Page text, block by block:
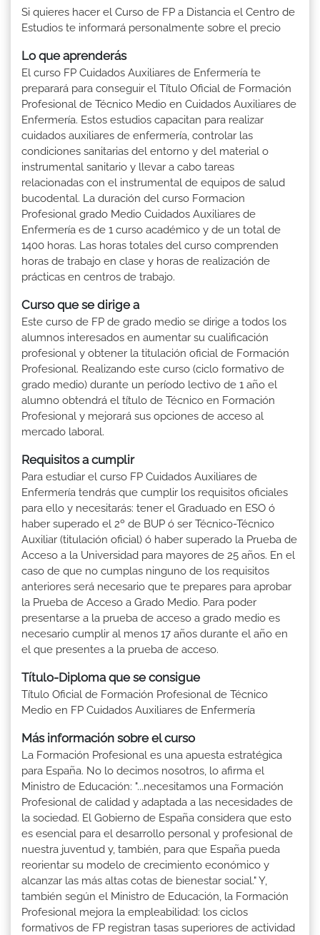
Si quieres hacer el Curso de FP a Distancia el Centro de
Estudios te informará personalmente sobre el precio
Lo que aprenderás
El curso FP Cuidados Auxiliares de Enfermería te
preparará para conseguir el Título Oficial de Formación
Profesional de Técnico Medio en Cuidados Auxiliares de
Enfermería. Estos estudios capacitan para realizar
cuidados auxiliares de enfermería, controlar las
condiciones sanitarias del entorno y del material o
instrumental sanitario y llevar a cabo tareas
relacionadas con el instrumental de equipos de salud
bucodental. La duración del curso Formacion
Profesional grado Medio Cuidados Auxiliares de
Enfermería es de 1 curso académico y de un total de
1400 horas. Las horas totales del curso comprenden
horas de trabajo en clase y horas de realización de
prácticas en centros de trabajo.
Curso que se dirige a
Este curso de FP de grado medio se dirige a todos los
alumnos interesados en aumentar su cualificación
profesional y obtener la titulación oficial de Formación
Profesional. Realizando este curso (ciclo formativo de
grado medio) durante un período lectivo de 1 año el
alumno obtendrá el título de Técnico en Formación
Profesional y mejorará sus opciones de acceso al
mercado laboral.
Requisitos a cumplir
Para estudiar el curso FP Cuidados Auxiliares de
Enfermería tendrás que cumplir los requisitos oficiales
para ello y necesitarás: tener el Graduado en ESO ó
haber superado el 2º de BUP ó ser Técnico-Técnico
Auxiliar (titulación oficial) ó haber superado la Prueba de
Acceso a la Universidad para mayores de 25 años. En el
caso de que no cumplas ninguno de los requisitos
anteriores será necesario que te prepares para aprobar
la Prueba de Acceso a Grado Medio. Para poder
presentarse a la prueba de acceso a grado medio es
necesario cumplir al menos 17 años durante el año en
el que presentes a la prueba de acceso.
Título-Diploma que se consigue
Título Oficial de Formación Profesional de Técnico
Medio en FP Cuidados Auxiliares de Enfermería
Más información sobre el curso
La Formación Profesional es una apuesta estratégica
para España. No lo decimos nosotros, lo afirma el
Ministro de Educación: "...necesitamos una Formación
Profesional de calidad y adaptada a las necesidades de
la sociedad. El Gobierno de España considera que esto
es esencial para el desarrollo personal y profesional de
nuestra juventud y, también, para que España pueda
reorientar su modelo de crecimiento económico y
alcanzar las más altas cotas de bienestar social." Y,
también según el Ministro de Educación, la Formación
Profesional mejora la empleabilidad: los ciclos
formativos de FP registran tasas superiores de actividad